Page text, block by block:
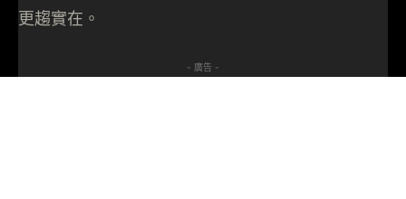
更趨實在。
- 廣告 -